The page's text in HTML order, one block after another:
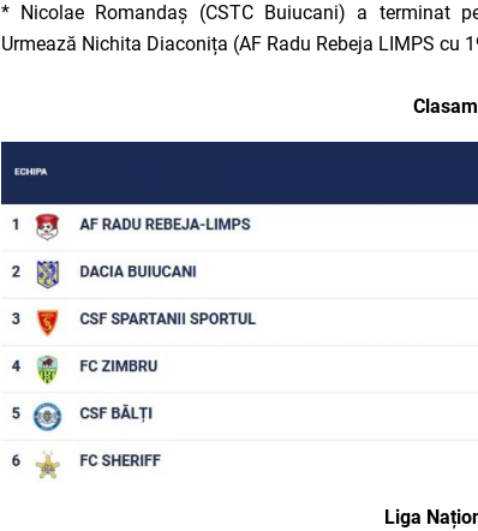
* Nicolae Romandaș (CSTC Buiucani) a terminat
Urmează Nichita Diaconița (AF Radu Rebeja LIMPS cu
Liga